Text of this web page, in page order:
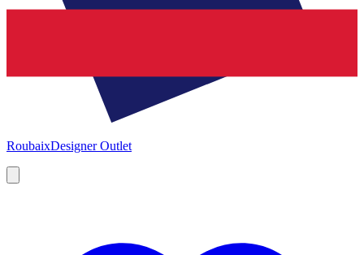
RoubaixDesigner Outlet